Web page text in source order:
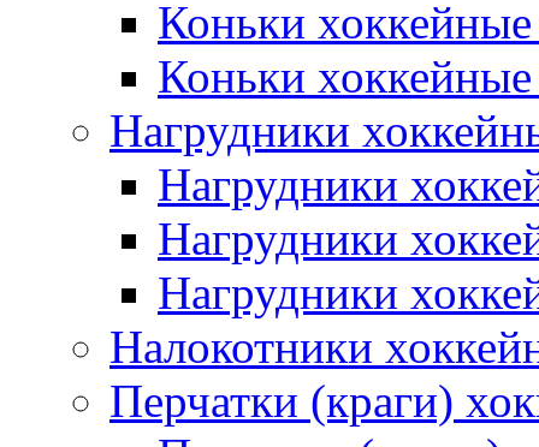
Коньки
Коньки
Нагрудники
Нагрудники
Нагрудники
Нагрудники
Налокотники
Перчатки (краги)